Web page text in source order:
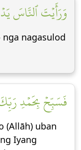
وَرَأَيۡتَ ٱلنَّاسَ
nagasulod
فَسَبِّحۡ بِحَمۡدِ رَبِّكَ
(Allāh) uban
Iyang